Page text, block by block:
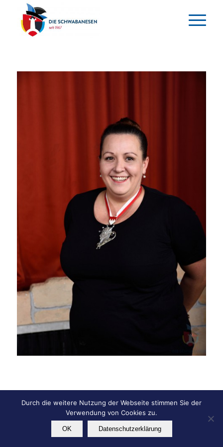
© Copyright - KG Die Schwabanesen e.V.
Datenschutz
Durch die weitere Nutzung der Webseite stimmen Sie der
Verwendung von Cookies zu.
OK Datenschutzerklärung